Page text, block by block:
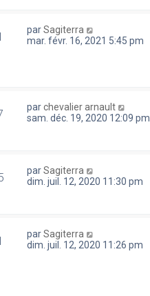
parSagiterra
mar. févr. 16, 2021 5:45 pm
parchevalier arnault
sam. déc. 19, 2020 12:09 pm
parSagiterra
dim. juil. 12, 2020 11:30 pm
parSagiterra
dim. juil. 12, 2020 11:26 pm